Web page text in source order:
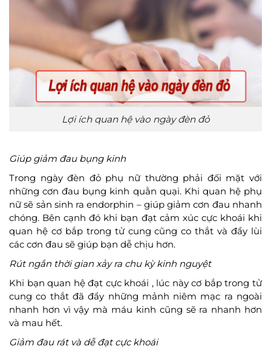
Lợi ích quan hệ vào ngày đèn đỏ
Giúp giảm đau bụng kinh
Trong ngày đèn đỏ phụ nữ thường phải đối mặt với
những cơn đau bụng kinh quằn quại. Khi quan hệ phụ
nữ sẽ sản sinh ra endorphin – giúp giảm cơn đau nhanh
chóng. Bên cạnh đó khi bạn đạt cảm xúc cực khoái khi
quan hệ cơ bắp trong tử cung cũng co thắt và đẩy lùi
các cơn đau sẽ giúp bạn dễ chịu hơn.
Rút ngắn thời gian xảy ra chu kỳ kinh nguyệt
Khi bạn quan hệ đạt cực khoái , lúc này cơ bắp trong tử
cung co thắt đã đẩy những mảnh niêm mạc ra ngoài
nhanh hơn vì vậy mà máu kinh cũng sẽ ra nhanh hơn
và mau hết.
Giảm đau rát và dễ đạt cực khoái